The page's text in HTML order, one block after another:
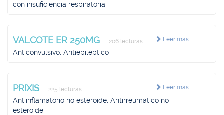
con insuficiencia respiratoria
Leer más
VALCOTE ER 250MG 206 lecturas
Anticonvulsivo, Antiepiléptico
Leer más
PRIXIS 225 lecturas
Antiinflamatorio no esteroide, Antirreumático no
esteroide